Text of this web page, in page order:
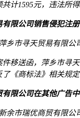
计1595元，违法所
限公司销售侵犯注
乡市寻天贸易有限
移送函，萍乡市寻
《商标法》相关规
限公司在其他广告
余市瑞优商贸有限